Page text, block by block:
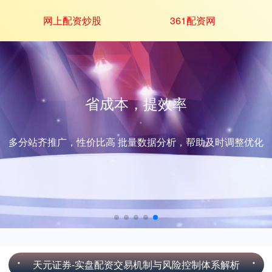
网上配资炒股 361配资网
省成本，提效率
多分站齐推广，性价比高 批量数据分析，帮助及时调整优化
天元证券-实盘配资交易机制与风险控制体系解析